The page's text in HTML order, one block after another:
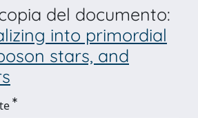
del documento:
into primordial
stars, and